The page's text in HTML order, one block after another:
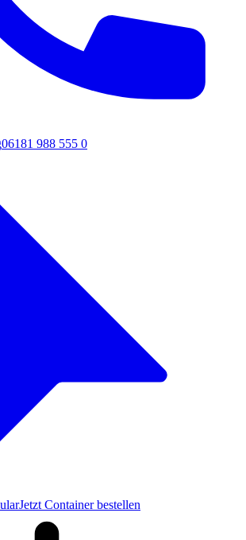
06181 988 555 0
Jetzt Container bestellen